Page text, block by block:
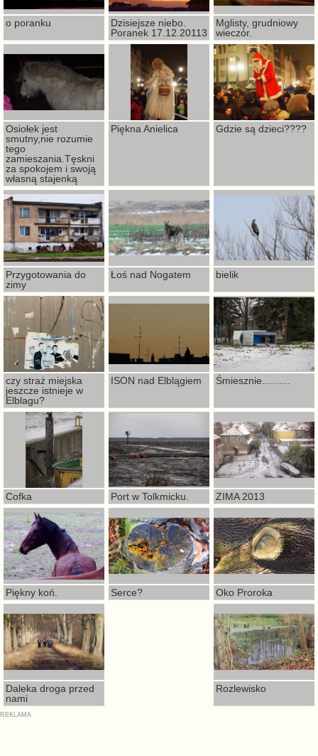
o poranku
Dzisiejsze niebo.
Poranek 17.12.20113
Mglisty, grudniowy
wieczór.
Osiołek jest
smutny,nie rozumie
tego
zamieszania.Tęskni
za spokojem i swoją
własną stajenką
Piękna Anielica Gdzie są dzieci????
Przygotowania do
zimy
Łoś nad Nogatem bielik
czy straż miejska
jeszcze istnieje w
Elblagu?
ISON nad Elblągiem Śmiesznie..........
Cofka Port w Tolkmicku. ZIMA 2013
Piękny koń. Serce? Oko Proroka
Daleka droga przed
nami
Rozlewisko